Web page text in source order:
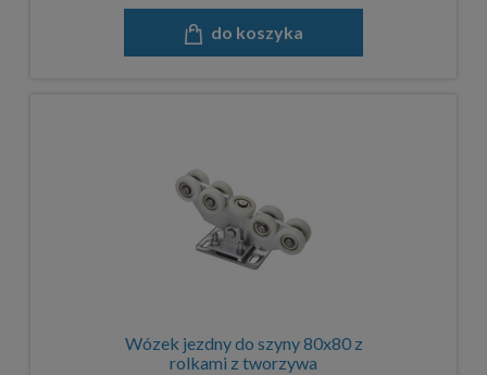
do koszyka
Wózek jezdny do szyny 80x80 z
rolkami z tworzywa